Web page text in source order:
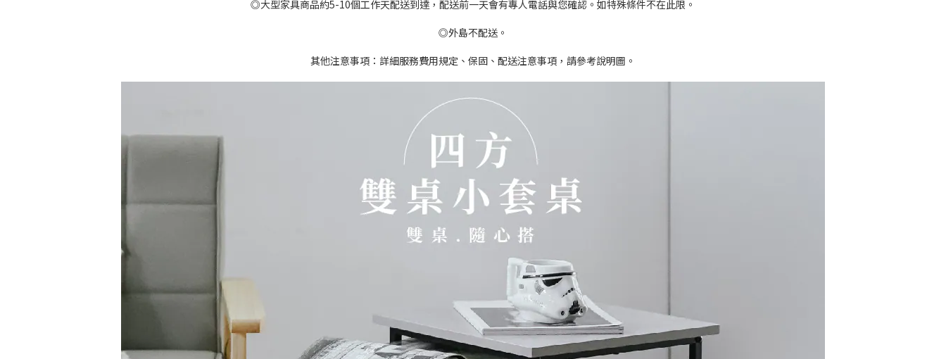
◎大型家具商品約5-10個工作天配送到達，配送前一天會有專人電話與您確認。如特殊條件不在此限。
◎外島不配送。
其他注意事項：詳細服務費用規定、保固、配送注意事項，請參考說明圖。